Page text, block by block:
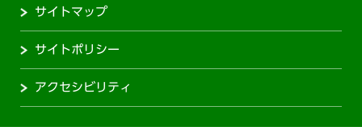
サイトマップ
サイトポリシー
アクセシビリティ